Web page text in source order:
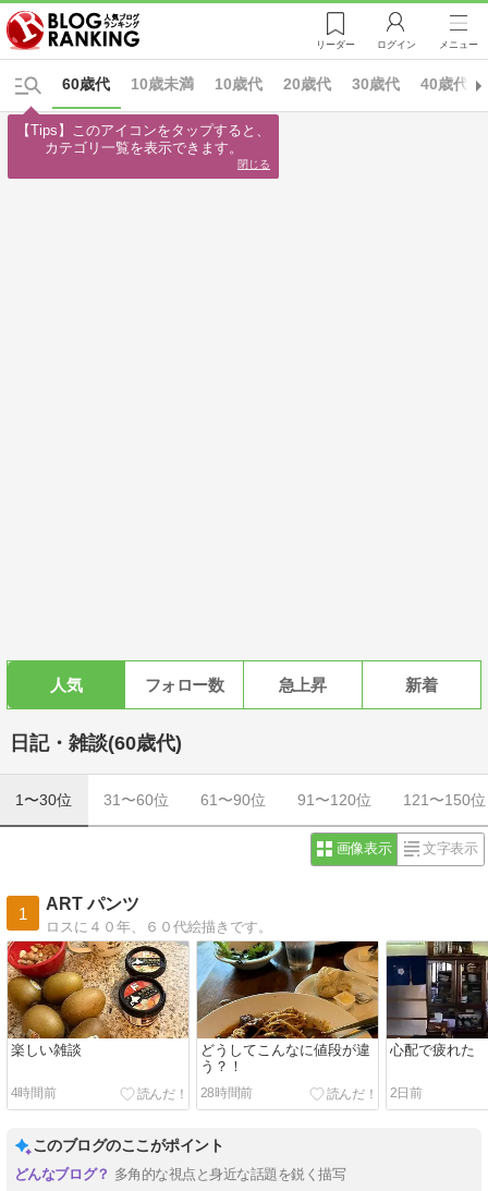
リーダー ログイン メニュー
10歳未満 10歳代 20歳代 30歳代 40歳代
60歳代
人気 フォロー数 急上昇 新着
日記・雑談(60歳代)
1〜30位 31〜60位 61〜90位 91〜120位 121〜150位
画像表示 文字表示
1
ART パンツ
ロスに４０年、６０代絵描きです。
楽しい雑談
4時間前
どうしてこんなに値段が違
う？！
28時間前
心配で疲れた
2日前
このブログのここがポイント
多角的な視点と身近な話題を鋭く描写